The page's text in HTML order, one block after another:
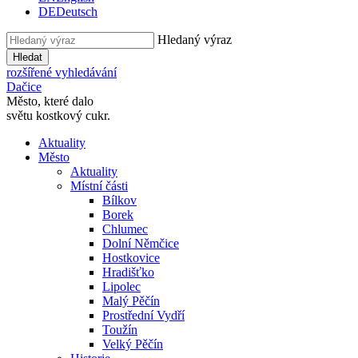
DEDeutsch
Hledaný výraz
Hledat
rozšířené vyhledávání
Dačice
Město, které dalo
světu kostkový cukr.
Aktuality
Město
Aktuality
Místní části
Bílkov
Borek
Chlumec
Dolní Němčice
Hostkovice
Hradišťko
Lipolec
Malý Pěčín
Prostřední Vydří
Toužín
Velký Pěčín